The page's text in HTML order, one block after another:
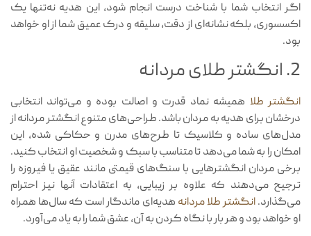
اگر انتخاب شما با شناخت درست انجام شود، این هدیه نه‌تنها یک
اکسسوری، بلکه نشانه‌ای از دقت، سلیقه و درک عمیق شما از او خواهد
بود.
2. انگشتر طلای مردانه
انگشتر طلا همیشه نماد قدرت و اصالت بوده و می‌تواند انتخابی
درخشان برای هدیه به مردان باشد. طراحی‌های متنوع انگشتر مردانه از
مدل‌های ساده و کلاسیک تا طرح‌های مدرن و حکاکی شده، این
امکان را به شما می‌دهد تا متناسب با سبک و شخصیت او انتخاب کنید.
برخی مردان انگشترهایی با سنگ‌های قیمتی مانند عقیق یا فیروزه را
ترجیح می‌دهند که علاوه بر زیبایی، به اعتقادات آنها نیز احترام
می‌گذارد.انگشتر طلا مردانه هدیه‌ای ماندگار است که سال‌ها همراه
او خواهد بود و هر بار با نگاه کردن به آن، عشق شما را به یاد می‌آورد.